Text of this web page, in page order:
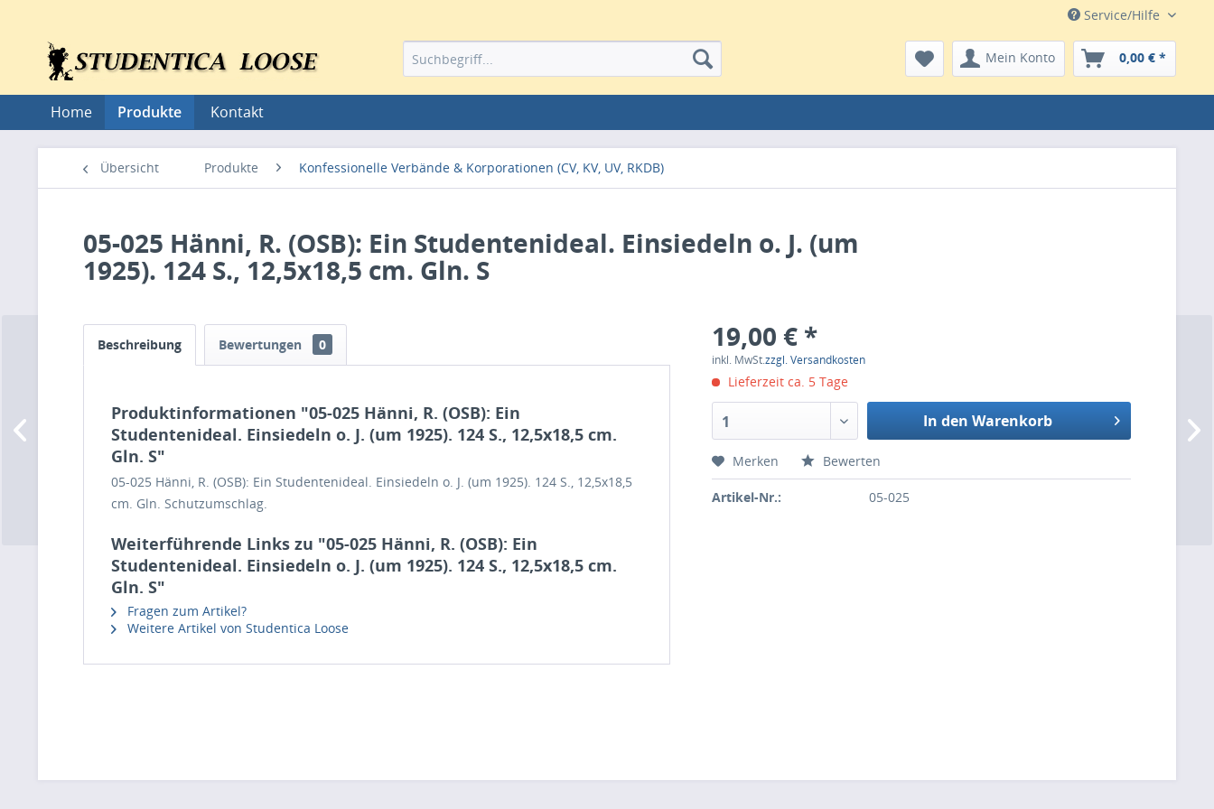
Service/Hilfe
Mein Konto 0,00 € *
Home Produkte Kontakt
Übersicht Produkte Konfessionelle Verbände & Korporationen (CV, KV, UV, RKDB)
05-025 Hänni, R. (OSB): Ein Studentenideal. Einsiedeln o. J. (um
1925). 124 S., 12,5x18,5 cm. Gln. S
19,00 € *
inkl. MwSt.zzgl. Versandkosten
Lieferzeit ca. 5 Tage
1 In den Warenkorb
Merken Bewerten
Artikel-Nr.: 05-025
Beschreibung Bewertungen 0
Produktinformationen "05-025 Hänni, R. (OSB): Ein
Studentenideal. Einsiedeln o. J. (um 1925). 124 S., 12,5x18,5 cm.
Gln. S"
05-025 Hänni, R. (OSB): Ein Studentenideal. Einsiedeln o. J. (um 1925). 124 S., 12,5x18,5
cm. Gln. Schutzumschlag.
Weiterführende Links zu "05-025 Hänni, R. (OSB): Ein
Studentenideal. Einsiedeln o. J. (um 1925). 124 S., 12,5x18,5 cm.
Gln. S"
Fragen zum Artikel?
Weitere Artikel von Studentica Loose